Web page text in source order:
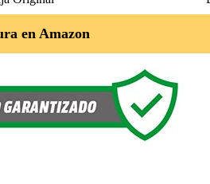
en Amazon